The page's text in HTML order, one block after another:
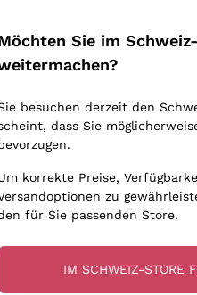
Biondi Santi
Argiolas
Zenato
Ca' dei Frati
finden Sie in unserem
Sie im
besuchen derzeit den
dass Sie
korrekte Preise,
zu
für Sie passenden Store.
IM SCHWEIZ-STORE